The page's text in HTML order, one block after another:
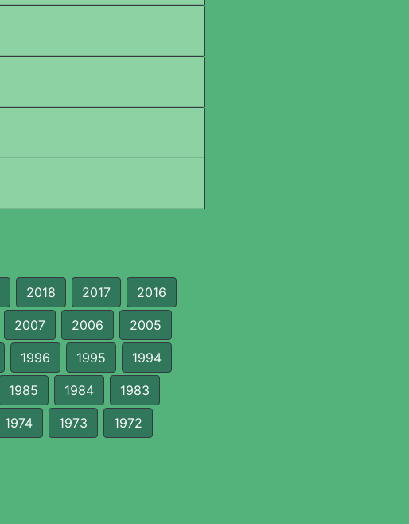
2018 2017 2016
2007 2006 2005
1996 1995 1994
1985 1984 1983
1974 1973 1972